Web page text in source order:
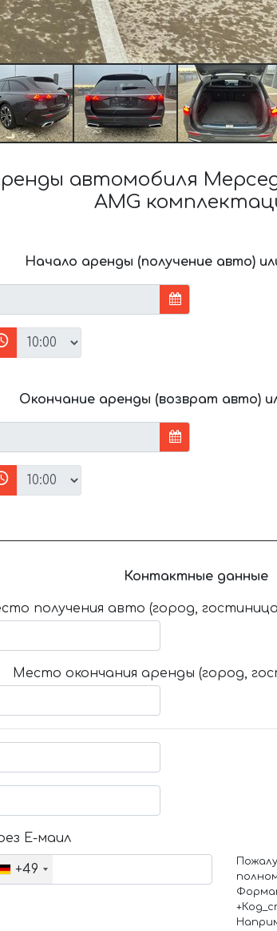
автомобиля
AMG
Начало аренды (получение авто)
Окончание аренды (возврат авто)
Контактные данные
получения авто (город,
Место окончания аренды (город,
Е-маил
+49